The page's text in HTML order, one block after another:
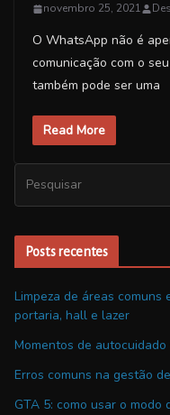
novembro 25, 2021
O WhatsApp não é
comunicação com o
também pode ser uma
Read More
Posts recentes
Limpeza de áreas comuns
portaria, hall e lazer
Momentos de
Erros comuns na gestão
GTA 5: como usar o